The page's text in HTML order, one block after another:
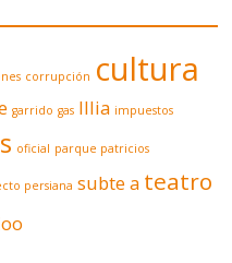
corrupción cultura
garrido gas Illia impuestos
oficial parque patricios
persiana subte a teatro